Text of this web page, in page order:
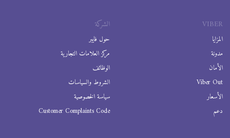
VIBER
المزايا
مدونة
الأمان
Viber Out
الأسعار
دعم
الشركة
حول فايبر
مركز العلامات التجارية
الوظائف
الشروط والسياسات
سياسة الخصوصية
Customer Complaints Code